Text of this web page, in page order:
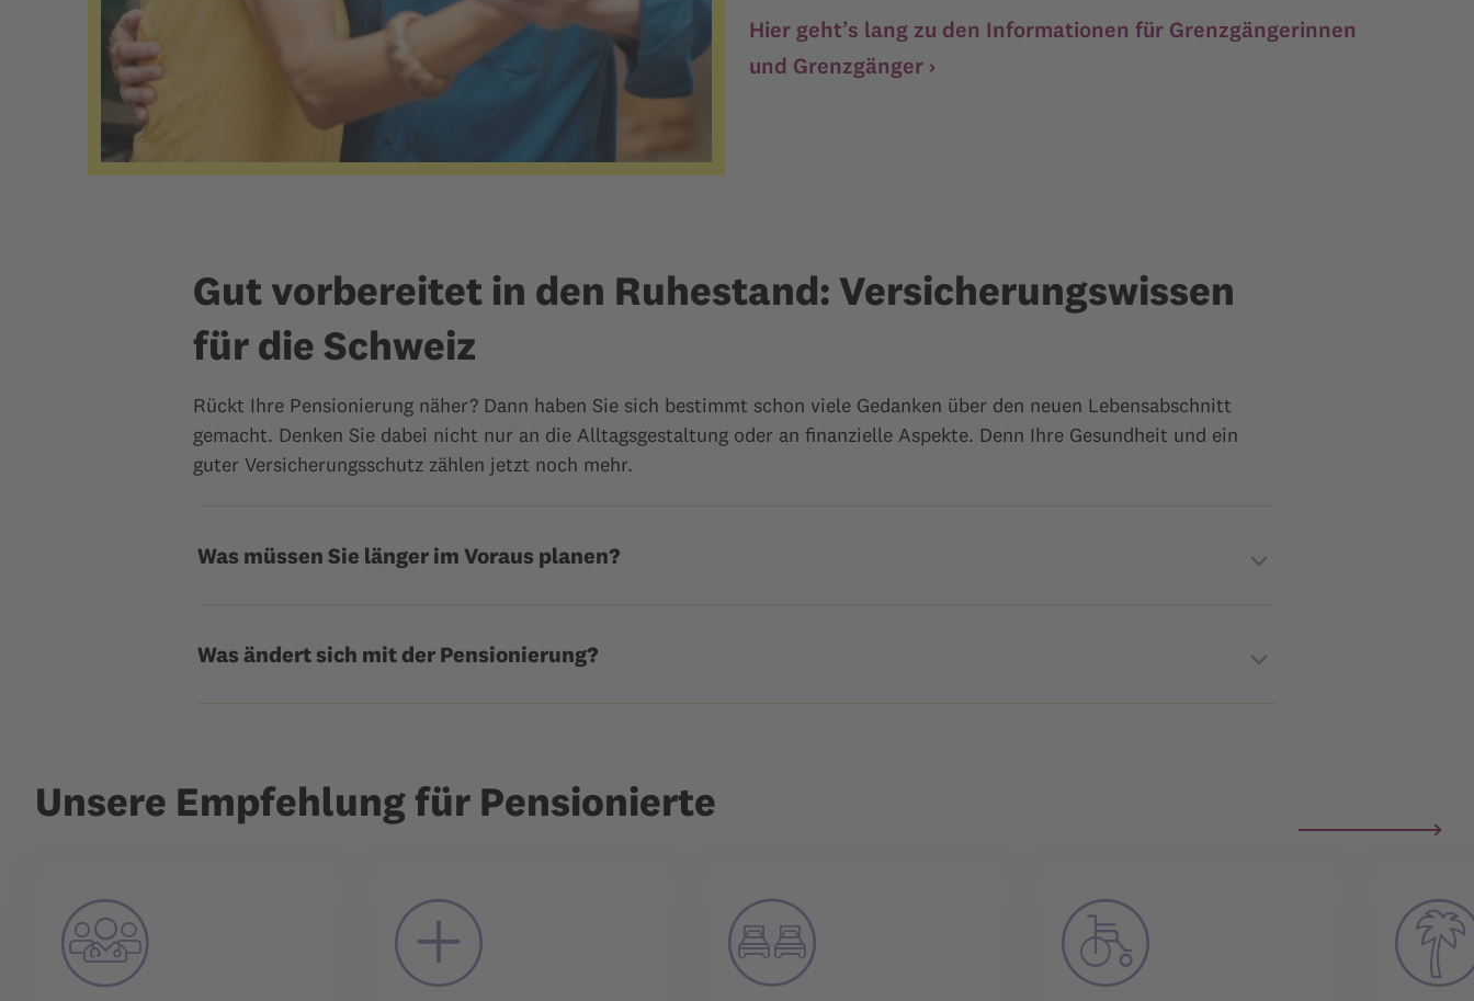
Hier geht’s lang zu den Informationen für Grenzgängerinnen
und Grenzgänger ›
Gut vorbereitet in den Ruhestand: Versicherungswissen
für die Schweiz
Rückt Ihre Pensionierung näher? Dann haben Sie sich bestimmt schon viele Gedanken über den neuen Lebensabschnitt
gemacht. Denken Sie dabei nicht nur an die Alltagsgestaltung oder an finanzielle Aspekte. Denn Ihre Gesundheit und ein
guter Versicherungsschutz zählen jetzt noch mehr.
Was müssen Sie länger im Voraus planen?
Was ändert sich mit der Pensionierung?
Unsere Empfehlung für Pensionierte